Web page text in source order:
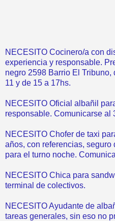
NECESITO Cocinero/a con
experiencia y responsable.
negro 2598 Barrio El
11 y de 15 a 17hs.
NECESITO Oficial albañil
responsable. Comunicarse al
NECESITO Chofer de taxi
años, con referencias,
para el turno noche.
NECESITO Chica para
terminal de colectivos.
NECESITO Ayudante de
tareas generales, sin eso no